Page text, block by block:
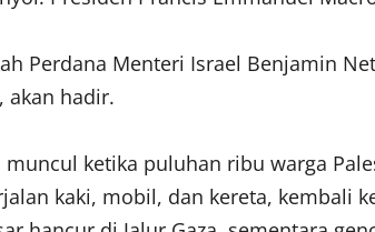
Perdana Menteri Israel Benjamin
akan hadir.
ketika puluhan ribu warga
kaki, mobil, dan kereta, kembali